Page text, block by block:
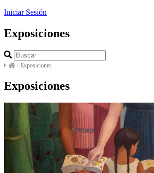
Iniciar Sesión
Exposiciones
/ Exposiciones
Exposiciones